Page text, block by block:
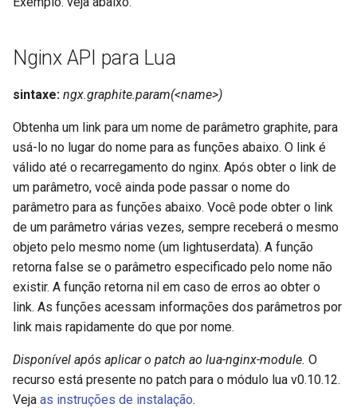
Nginx API para Lua
sintaxe: ngx.graphite.param(<name>)
Obtenha um link para um nome de parâmetro graphite, para
usá-lo no lugar do nome para as funções abaixo. O link é
válido até o recarregamento do nginx. Após obter o link de
um parâmetro, você ainda pode passar o nome do
parâmetro para as funções abaixo. Você pode obter o link
de um parâmetro várias vezes, sempre receberá o mesmo
objeto pelo mesmo nome (um lightuserdata). A função
retorna false se o parâmetro especificado pelo nome não
existir. A função retorna nil em caso de erros ao obter o
link. As funções acessam informações dos parâmetros por
link mais rapidamente do que por nome.
Disponível após aplicar o patch ao lua-nginx-module. O
recurso está presente no patch para o módulo lua v0.10.12.
Veja as instruções de instalação.